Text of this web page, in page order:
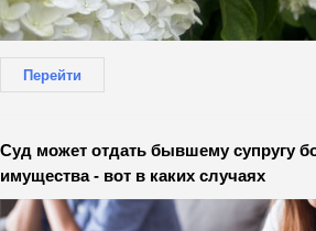
Перейти
Суд может отдать бывшему супругу
имущества - вот в каких случаях